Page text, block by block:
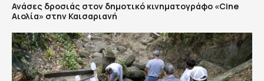
Ανάσες δροσιάς στον δημοτικό κινηματογράφο «Cine
Αιολία» στην Καισαριανή